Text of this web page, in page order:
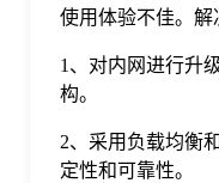
使用体验不佳。解
1、对内网进行升
构。
2、采用负载均衡
定性和可靠性。